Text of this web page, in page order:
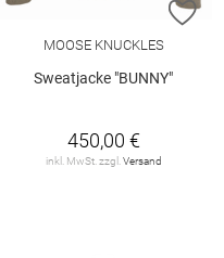
HINZUFÜGEN
MOOSE KNUCKLES
Sweatjacke "BUNNY"
450,00 €
inkl. MwSt. zzgl. Versand